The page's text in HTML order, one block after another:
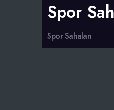
Spor
Spor Sahaları